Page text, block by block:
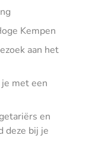
Kempen
aan het
met een
en
deze bij je